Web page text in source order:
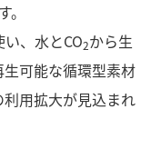
、水とCO2から生
可能な循環型素材
用拡大が見込まれ